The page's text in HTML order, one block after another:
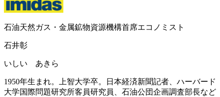
石油天然ガス・金属鉱物資源機構首席エコノミスト
石井彰
いしい あきら
1950年生まれ。上智大学卒。日本経済新聞記者、ハーバード
大学国際問題研究所客員研究員、石油公団企画調査部長など